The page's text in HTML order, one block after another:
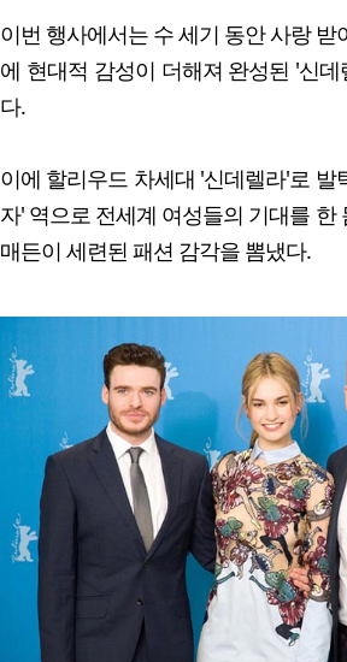
이번 행사에서는 수 세기 동안 사랑 받
에 현대적 감성이 더해져 완성된 '신
다.
이에 할리우드 차세대 '신데렐라'로 발
자' 역으로 전세계 여성들의 기대를 한
매든이 세련된 패션 감각을 뽐냈다.